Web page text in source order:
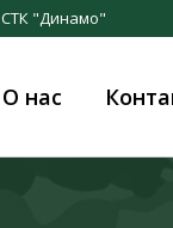
СТК "Динамо"
О нас